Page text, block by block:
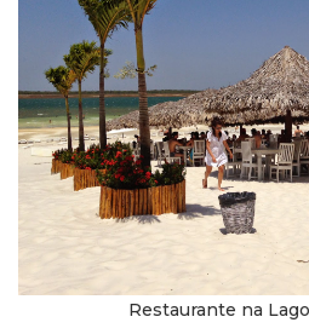
Restaurante na